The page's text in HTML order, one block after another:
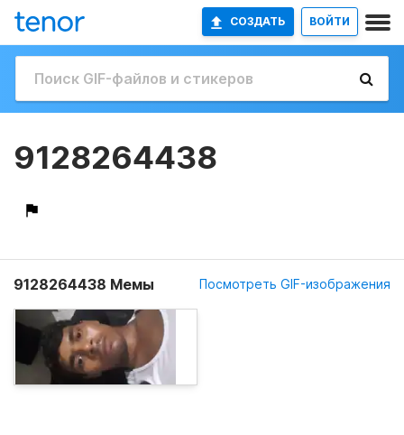
СОЗДАТЬ ВОЙТИ
9128264438
9128264438 Мемы Посмотреть GIF-изображения